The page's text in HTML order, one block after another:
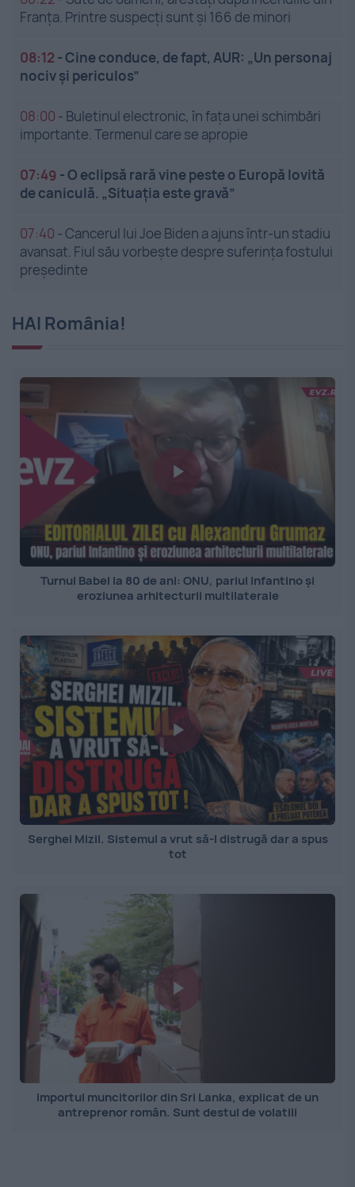
Franța. Printre suspecți sunt și 166 de minori
08:12 -Cine conduce, de fapt, AUR: „Un personaj
nociv și periculos”
08:00 - Buletinul electronic, în fața unei schimbări
importante. Termenul care se apropie
07:49 -O eclipsă rară vine peste o Europă lovită
de caniculă. „Situația este gravă”
07:40 -Cancerul lui Joe Biden a ajuns într-un stadiu
avansat. Fiul său vorbește despre suferința fostului
președinte
HAI România!
Turnul Babel la 80 de ani: ONU, pariul Infantino și
eroziunea arhitecturii multilaterale
Serghei Mizil. Sistemul a vrut să-l distrugă dar a spus
tot
Importul muncitorilor din Sri Lanka, explicat de un
antreprenor român. Sunt destul de volatili